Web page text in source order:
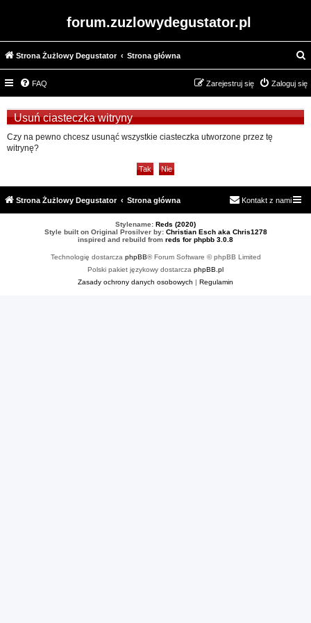
forum.zuzlowydegustator.pl
Strona Żużlowy Degustator Strona główna
z
u
FAQ Zaloguj się
Zarejestruj się
Usuń ciasteczka witryny
Czy na pewno chcesz usunąć wszystkie ciasteczka utworzone przez tę
witrynę?
Strona Żużlowy Degustator Strona główna Kontakt z nami
Stylename: Reds (2020)
Style built on Original Prosilver by: Christian Esch aka Chris1278
inspired and rebuild from reds for phpbb 3.0.8
Technologię dostarcza phpBB® Forum Software © phpBB Limited
Polski pakiet językowy dostarcza phpBB.pl
Zasady ochrony danych osobowych | Regulamin